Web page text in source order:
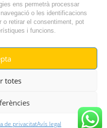
ens permetrà processar
o les identificacions
o retirar el consentiment, pot
i funcions.
totes
de privacitatAvís legal
2024
|POLÍTICA DE PRIVACITAT